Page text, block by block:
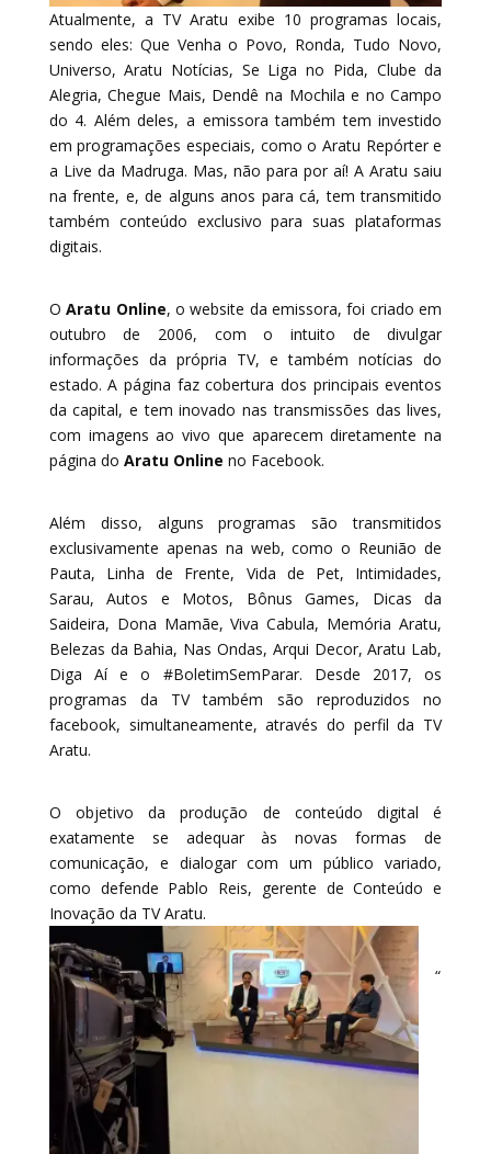
Atualmente, a TV Aratu exibe 10 programas locais,
sendo eles: Que Venha o Povo, Ronda, Tudo Novo,
Universo, Aratu Notícias, Se Liga no Pida, Clube da
Alegria, Chegue Mais, Dendê na Mochila e no Campo
do 4. Além deles, a emissora também tem investido
em programações especiais, como o Aratu Repórter e
a Live da Madruga. Mas, não para por aí! A Aratu saiu
na frente, e, de alguns anos para cá, tem transmitido
também conteúdo exclusivo para suas plataformas
digitais.
OAratu Online, o website da emissora, foi criado em
outubro de 2006, com o intuito de divulgar
informações da própria TV, e também notícias do
estado. A página faz cobertura dos principais eventos
da capital, e tem inovado nas transmissões das lives,
com imagens ao vivo que aparecem diretamente na
página do Aratu Online no Facebook.
Além disso, alguns programas são transmitidos
exclusivamente apenas na web, como o Reunião de
Pauta, Linha de Frente, Vida de Pet, Intimidades,
Sarau, Autos e Motos, Bônus Games, Dicas da
Saideira, Dona Mamãe, Viva Cabula, Memória Aratu,
Belezas da Bahia, Nas Ondas, Arqui Decor, Aratu Lab,
Diga Aí e o #BoletimSemParar. Desde 2017, os
programas da TV também são reproduzidos no
facebook, simultaneamente, através do perfil da TV
Aratu.
O objetivo da produção de conteúdo digital é
exatamente se adequar às novas formas de
comunicação, e dialogar com um público variado,
como defende Pablo Reis, gerente de Conteúdo e
Inovação da TV Aratu.
“